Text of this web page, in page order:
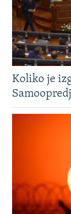
Koliko je